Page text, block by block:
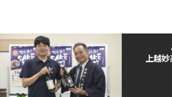
上越